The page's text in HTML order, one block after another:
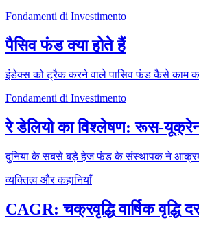
Fondamenti di Investimento
पैसिव फंड क्या होते हैं
इंडेक्स को ट्रैक करने वाले पासिव फंड कैसे काम
Fondamenti di Investimento
रे डेलियो का विश्लेषण: रूस-यूक्रेन
दुनिया के सबसे बड़े हेज फंड के संस्थापक ने
व्यक्तित्व और कहानियाँ
CAGR: चक्रवृद्धि वार्षिक वृद्धि दर